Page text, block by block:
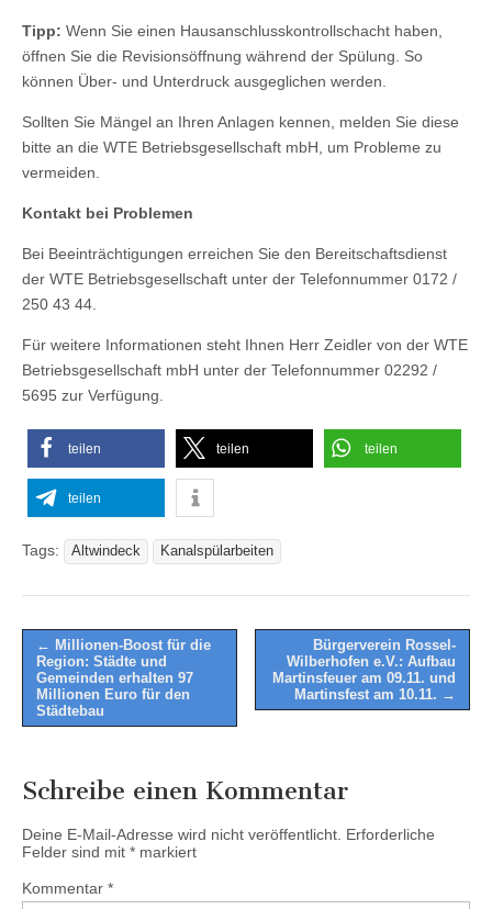
Tipp: Wenn Sie einen Hausanschlusskontrollschacht haben,
öffnen Sie die Revisionsöffnung während der Spülung. So
können Über- und Unterdruck ausgeglichen werden.
Sollten Sie Mängel an Ihren Anlagen kennen, melden Sie diese
bitte an die WTE Betriebsgesellschaft mbH, um Probleme zu
vermeiden.
Kontakt bei Problemen
Bei Beeinträchtigungen erreichen Sie den Bereitschaftsdienst
der WTE Betriebsgesellschaft unter der Telefonnummer 0172 /
250 43 44.
Für weitere Informationen steht Ihnen Herr Zeidler von der WTE
Betriebsgesellschaft mbH unter der Telefonnummer 02292 /
5695 zur Verfügung.
teilen teilen teilen
teilen
Tags: Altwindeck Kanalspülarbeiten
Post
navigation
← Millionen-Boost für die
Region: Städte und
Gemeinden erhalten 97
Millionen Euro für den
Städtebau
Bürgerverein Rossel-
Wilberhofen e.V.: Aufbau
Martinsfeuer am 09.11. und
Martinsfest am 10.11. →
Schreibe einen Kommentar
Deine E-Mail-Adresse wird nicht veröffentlicht. Erforderliche
Felder sind mit * markiert
Kommentar *